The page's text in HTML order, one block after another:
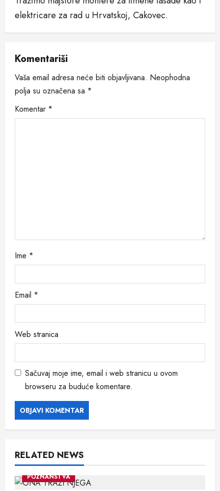
n
a
v
i
g
a
elektricare za rad u Hrvatskoj, Cakovec.
Komentariši
Vaša email adresa neće biti objavljivana. Neophodna
polja su označena sa *
Komentar *
Ime *
Email *
Web stranica
Sačuvaj moje ime, email i web stranicu u ovom
browseru za buduće komentare.
RELATED NEWS
POZNANSTVA